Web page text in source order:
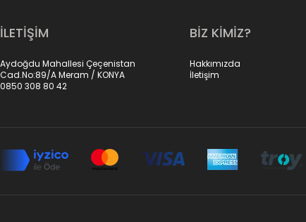
İLETİŞİM
Aydoğdu Mahallesi Çeçenistan
Cad.No:89/A Meram / KONYA
0850 308 80 42
BİZ KİMİZ?
Hakkımızda
İletişim